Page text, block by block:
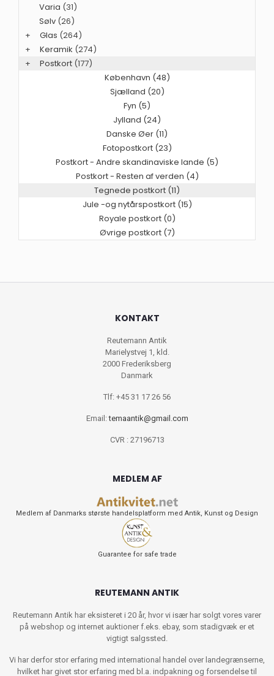
Varia (31)
Sølv (26)
+
Glas (264)
+
Keramik (274)
+
Postkort (177)
København (48)
Sjælland (20)
Fyn (5)
Jylland (24)
Danske Øer (11)
Fotopostkort (23)
Postkort - Andre skandinaviske lande (5)
Postkort - Resten af verden (4)
Tegnede postkort (11)
Jule -og nytårspostkort (15)
Royale postkort (0)
Øvrige postkort (7)
KONTAKT
Reutemann Antik
Marielystvej 1, kld.
2000 Frederiksberg
Danmark
Tlf: +45 31 17 26 56
Email:temaantik@gmail.com
CVR : 27196713
MEDLEM AF
Medlem af Danmarks største handelsplatform med Antik, Kunst og Design
Guarantee for safe trade
REUTEMANN ANTIK
Reutemann Antik har eksisteret i 20 år, hvor vi især har solgt vores varer
på webshop og internet auktioner f.eks. ebay, som stadigvæk er et
vigtigt salgssted.
Vi har derfor stor erfaring med international handel over landegrænserne,
hvilket har givet stor erfaring med bl.a. indpakning og forsendelse til